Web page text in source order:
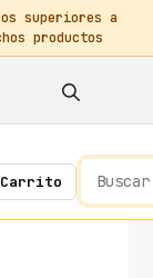
superiores a
productos
Carrito